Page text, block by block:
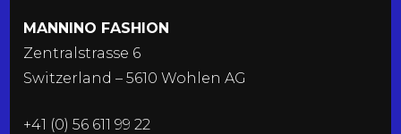
MANNINO FASHION
Zentralstrasse 6
Switzerland – 5610 Wohlen AG
+41 (0) 56 611 99 22